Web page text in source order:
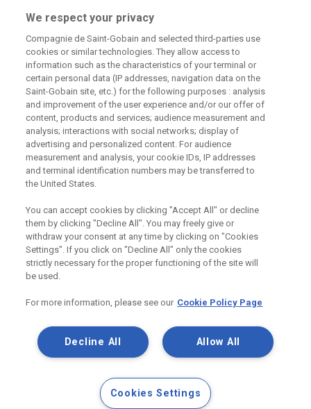
Odebírejte náš newsletter
Užitečné odkazy
Právní Podmínky
Souhlas se zpracováním osobních údajů a cookies
účelům
Saint-Gobain Construction Products
CZ a.s., IČ:25029673, se sídlem
00
We respect your privacy
Compagnie de Saint-Gobain and selected third-parties use
cookies or similar technologies. They allow access to
information such as the characteristics of your terminal or
certain personal data (IP addresses, navigation data on the
Saint-Gobain site, etc.) for the following purposes : analysis
and improvement of the user experience and/or our offer of
content, products and services; audience measurement and
analysis; interactions with social networks; display of
advertising and personalized content. For audience
measurement and analysis, your cookie IDs, IP addresses
and terminal identification numbers may be transferred to
the United States.
You can accept cookies by clicking "Accept All" or decline
them by clicking "Decline All". You may freely give or
withdraw your consent at any time by clicking on "Cookies
Settings". If you click on "Decline All" only the cookies
strictly necessary for the proper functioning of the site will
be used.
For more information, please see our Cookie Policy Page
Allow All
Decline All
Cookies Settings